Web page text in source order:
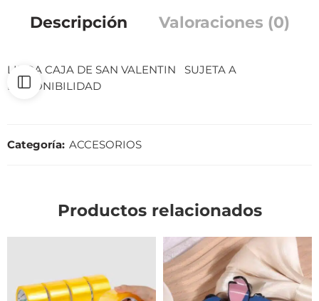
Descripción Valoraciones (0)
LINDA CAJA DE SAN VALENTIN SUJETA A
DISPONIBILIDAD
Categoría: ACCESORIOS
Productos relacionados